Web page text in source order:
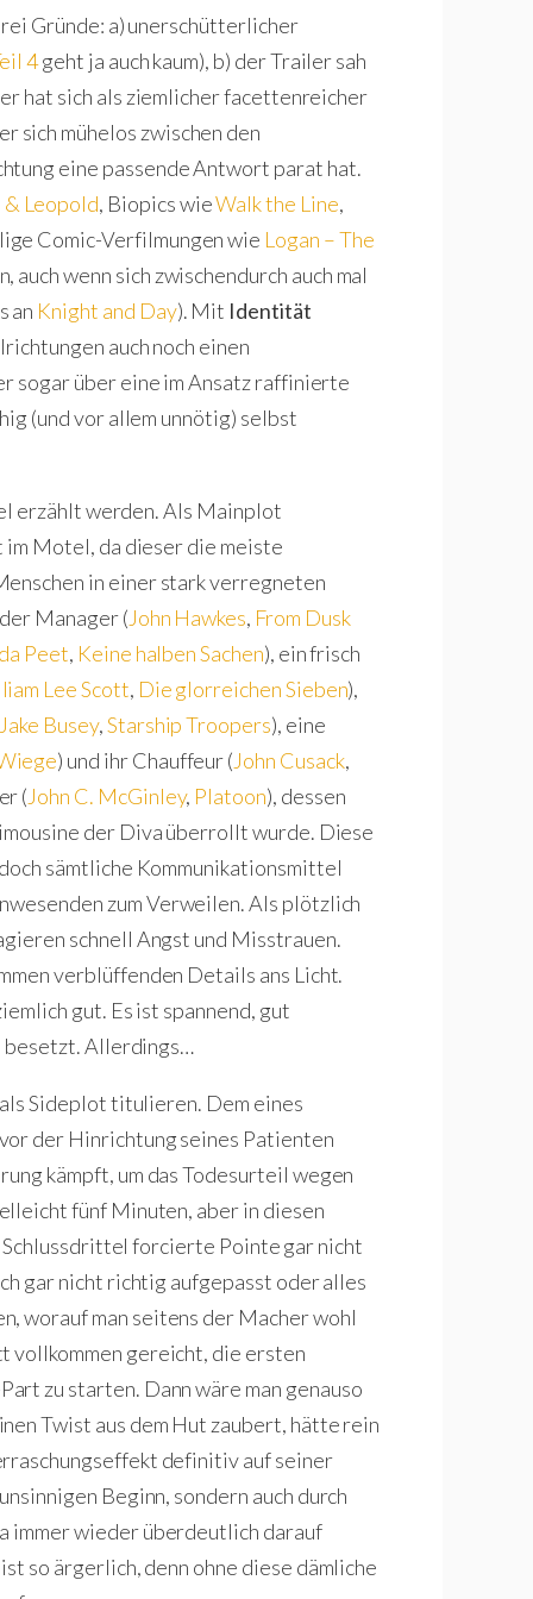
Gründe: a) unerschütterlicher
4geht ja auch kaum), b) der Trailer sah
hat sich als ziemlicher facettenreicher
sich mühelos zwischen den
eine passende Antwort parat hat.
Leopold, Biopics wieWalk the Line,
Comic-Verfilmungen wie Logan – The
wenn sich zwischendurch auch mal
an Knight and Day). Mit Identität
auch noch einen
sogar über eine im Ansatz raffinierte
(und vor allem unnötig) selbst
erzählt werden. Als Mainplot
im Motel, da dieser die meiste
in einer stark verregneten
Manager (John Hawkes, From Dusk
Peet, Keine halben Sachen), ein frisch
Lee Scott, Die glorreichen Sieben),
Jake Busey,Starship Troopers), eine
) und ihr Chauffeur (John Cusack,
(John C. McGinley, Platoon), dessen
der Diva überrollt wurde. Diese
sämtliche Kommunikationsmittel
zum Verweilen. Als plötzlich
schnell Angst und Misstrauen.
verblüffenden Details ans Licht.
gut. Es ist spannend, gut
besetzt. Allerdings…
Sideplot titulieren. Dem eines
der Hinrichtung seines Patienten
kämpft, um das Todesurteil wegen
fünf Minuten, aber in diesen
Schlussdrittel forcierte Pointe gar nicht
gar nicht richtig aufgepasst oder alles
worauf man seitens der Macher wohl
vollkommen gereicht, die ersten
zu starten. Dann wäre man genauso
Twist aus dem Hut zaubert, hätte rein
definitiv auf seiner
Beginn, sondern auch durch
immer wieder überdeutlich darauf
so ärgerlich, denn ohne diese dämliche